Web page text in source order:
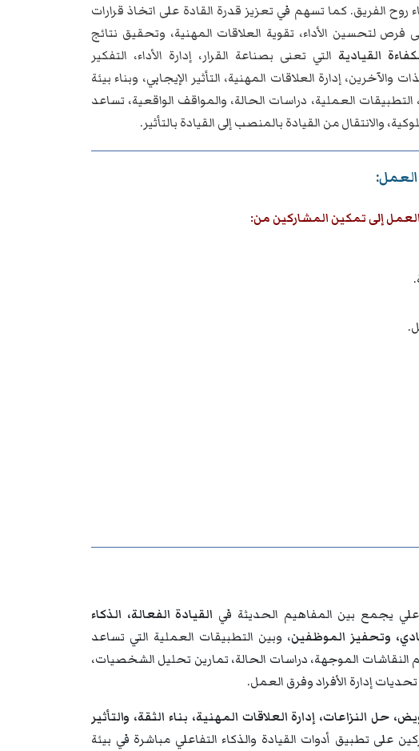
روح الفريق. كما تسهم في تعزيز قدرة القادة على اتخاذ قرارات
فرص لتحسين الأداء، تقوية العلاقات المهنية، وتحقيق نتائج
القيادية التي تعنى بصناعة القرار، إدارة الأداء، التفكير
والآخرين، إدارة العلاقات المهنية، التأثير الإيجابي، وبناء بيئة
العملية، دراسات الحالة، والمواقف الواقعية، تساعد
والانتقال من القيادة بالمنصب إلى القيادة بالتأثير.
العمل:
العمل إلى تمكين المشاركين من:
يجمع بين المفاهيم الحديثة في القيادة الفعالة، الذكاء
وتحفيز الموظفين، وبين التطبيقات العملية التي تساعد
النقاشات الموجهة، دراسات الحالة، تمارين تحليل الشخصيات،
إدارة الأفراد وفرق العمل.
حل النزاعات، إدارة العلاقات المهنية، بناء الثقة، والتأثير
تطبيق أدوات القيادة والذكاء التفاعلي مباشرة في بيئة